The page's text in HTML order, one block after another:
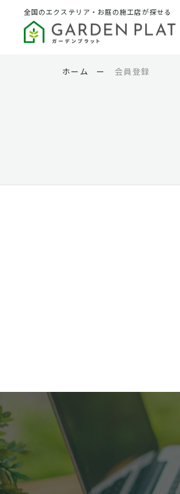
全国のエクステリア・お庭の施工店が探せる
ホーム ー 会員登録